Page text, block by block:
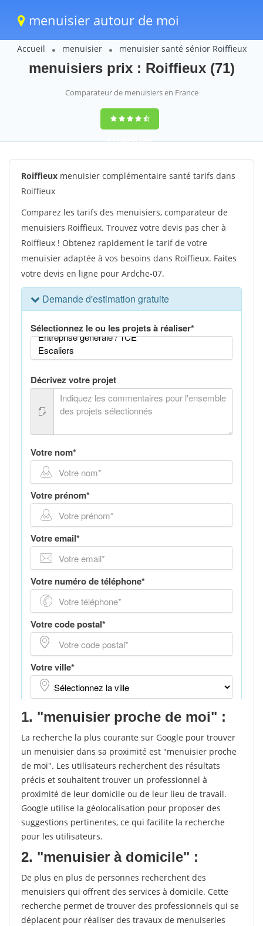
menuisier autour de moi
Accueil menuisier menuisier santé sénior Roiffieux
menuisiers prix : Roiffieux (71)
Comparateur de menuisiers en France
9,2(100%)1242
votes
Roiffieux menuisier complémentaire santé tarifs dans
Roiffieux
Comparez les tarifs des menuisiers, comparateur de
menuisiers Roiffieux. Trouvez votre devis pas cher à
Roiffieux ! Obtenez rapidement le tarif de votre
menuisier adaptée à vos besoins dans Roiffieux. Faites
votre devis en ligne pour Ardche-07.
1. "menuisier proche de moi" :
La recherche la plus courante sur Google pour trouver
un menuisier dans sa proximité est "menuisier proche
de moi". Les utilisateurs recherchent des résultats
précis et souhaitent trouver un professionnel à
proximité de leur domicile ou de leur lieu de travail.
Google utilise la géolocalisation pour proposer des
suggestions pertinentes, ce qui facilite la recherche
pour les utilisateurs.
2. "menuisier à domicile" :
De plus en plus de personnes recherchent des
menuisiers qui offrent des services à domicile. Cette
recherche permet de trouver des professionnels qui se
déplacent pour réaliser des travaux de menuiseries